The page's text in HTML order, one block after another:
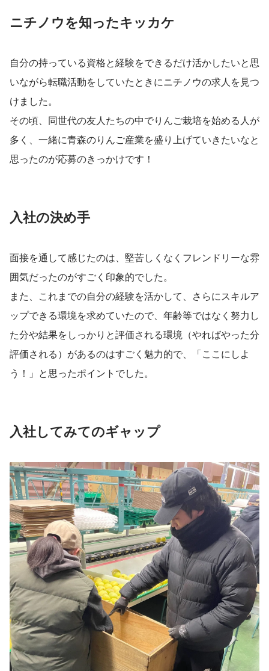
ニチノウを知ったキッカケ
自分の持っている資格と経験をできるだけ活かしたいと思
いながら転職活動をしていたときにニチノウの求人を見つ
けました。
その頃、同世代の友人たちの中でりんご栽培を始める人が
多く、一緒に青森のりんご産業を盛り上げていきたいなと
思ったのが応募のきっかけです！
入社の決め手
面接を通して感じたのは、堅苦しくなくフレンドリーな雰
囲気だったのがすごく印象的でした。
また、これまでの自分の経験を活かして、さらにスキルア
ップできる環境を求めていたので、年齢等ではなく努力し
た分や結果をしっかりと評価される環境（やればやった分
評価される）があるのはすごく魅力的で、「ここにしよ
う！」と思ったポイントでした。
入社してみてのギャップ